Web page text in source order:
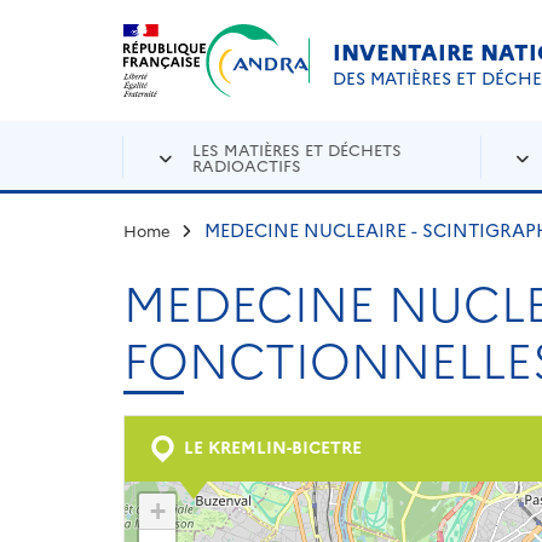
Aller au contenu principal
INVENTAIRE
DES MATIÈRES ET
LES MATIÈRES ET DÉCHETS
RADIOACTIFS
Home MEDECINE NUCLEAIRE -
MEDECINE
LE KREMLIN-BICETRE
+